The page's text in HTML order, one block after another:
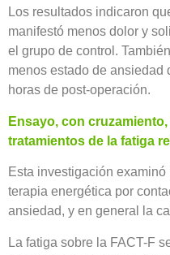
Los resultados indicaron
manifestó menos dolor y
el grupo de control.
menos estado de ansiedad
horas de post-operación.
Ensayo, con
tratamientos de la fatiga
Esta investigación
terapia energética por
ansiedad, y en general la
La fatiga sobre la FACT-F